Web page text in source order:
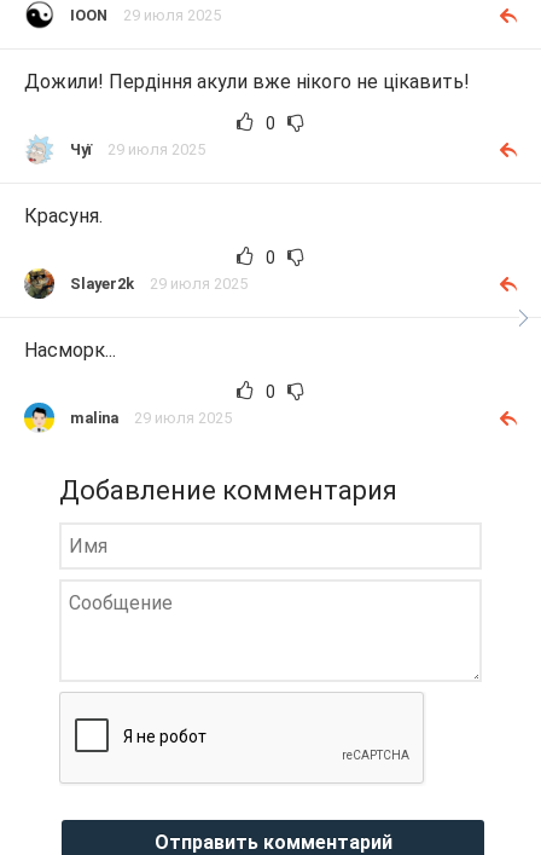
IOON 29 июля 2025
Дожили! Пердіння акули вже нікого не цікавить!
0
Чуї 29 июля 2025
Красуня.
0
Slayer2k 29 июля 2025
Насморк...
0
malina 29 июля 2025
Добавление комментария
Отправить комментарий